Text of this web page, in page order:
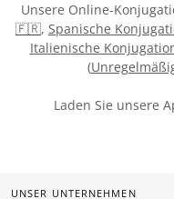
Unsere Online-
🇫🇷, Spanische
Italienische
(
Laden Sie unsere
UNSER UNTERNEHMEN